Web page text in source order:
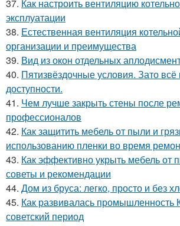
37. Как настроить вентиляцию
эксплуатации
38. Естественная вентиляция
организации и преимущества
39. Вид из окон отдельных
40. Пятизвёздочные условия. Зато
доступности.
41. Чем лучше закрыть стены после
профессионалов
42. Как защитить мебель от пыли и
использованию пленки во время
43. Как эффективно укрыть мебель от
советы и рекомендации
44. Дом из бруса: легко, просто и без
45. Как развивалась промышленность
советский период